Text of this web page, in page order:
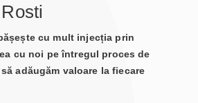
cu mult injecția prin
cu noi pe întregul proces de
adăugăm valoare la fiecare